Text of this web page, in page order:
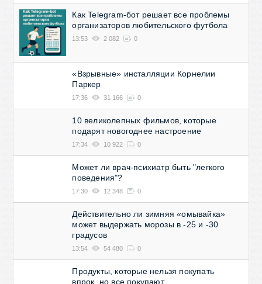
Как Telegram-бот решает все проблемы
организаторов любительского футбола
13:53 2 082 0
«Взрывные» инсталляции Корнелии
Паркер
17:36 31 166 0
10 великолепных фильмов, которые
подарят новогоднее настроение
17:34 10 922 0
Может ли врач-психиатр быть "легкого
поведения"?
17:30 12 348 0
Действительно ли зимняя «омывайка»
может выдержать морозы в -25 и -30
градусов
13:54 54 480 0
Продукты, которые нельзя покупать
впрок, но все покупают